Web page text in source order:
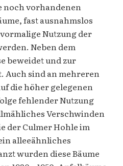
noch vorhandenen
fast ausnahmslos
Nutzung der
Neben dem
beweidet und zur
Auch sind an mehreren
die höher gelegenen
fehlender Nutzung
Verschwinden
der Culmer Hohle im
alleeähnliches
wurden diese Bäume